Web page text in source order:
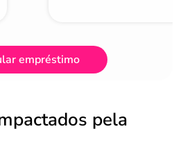
empréstimo
pela